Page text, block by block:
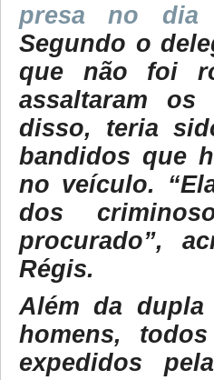
presa no dia
Segundo o
que não foi
assaltaram
disso, teria
bandidos que
no veículo.
dos
procurado”,
Régis.
Além da
homens,
expedidos